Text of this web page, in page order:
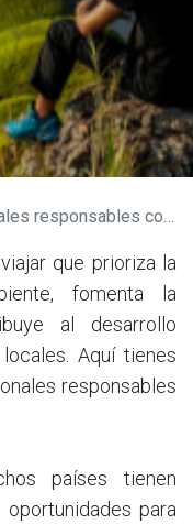
con el medio ambiente
que prioriza la
fomenta la
al desarrollo
Aquí tienes
responsables
países tienen
para